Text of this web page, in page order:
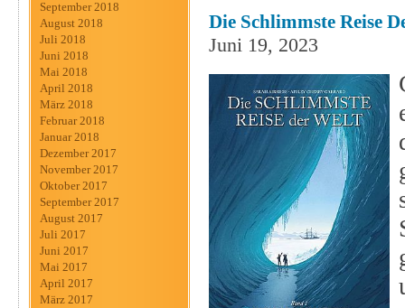
September 2018
August 2018
Juli 2018
Juni 2018
Mai 2018
April 2018
März 2018
Februar 2018
Januar 2018
Dezember 2017
November 2017
Oktober 2017
September 2017
August 2017
Juli 2017
Juni 2017
Mai 2017
April 2017
März 2017
Die Schlimmste Reise
Juni 19, 2023